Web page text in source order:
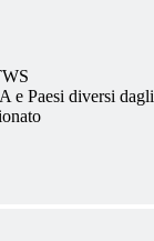
e Paesi diversi